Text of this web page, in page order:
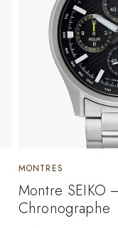
MONTRES
Montre SEIKO
Chronographe